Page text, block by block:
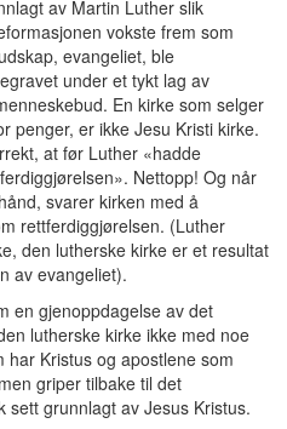
av Martin Luther slik
vokste frem som
evangeliet, ble
under et tykt lag av
En kirke som selger
penger, er ikke Jesu Kristi kirke.
at før Luther «hadde
Nettopp! Og når
svarer kirken med å
rettferdiggjørelsen. (Luther
den lutherske kirke er et resultat
av evangeliet).
en gjenoppdagelse av det
lutherske kirke ikke med noe
Kristus og apostlene som
griper tilbake til det
sett grunnlagt av Jesus Kristus.